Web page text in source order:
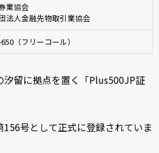
業協会
法人金融先物取引業協会
（フリーコール）
汐留に拠点を置く「Plus500JP証
号として正式に登録されていま